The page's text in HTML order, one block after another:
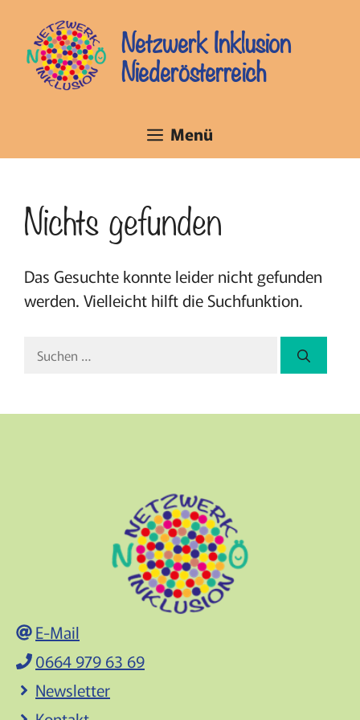
springen
Netzwerk Inklusion
Niederösterreich
Menü
Nichts gefunden
Das Gesuchte konnte leider nicht gefunden
werden. Vielleicht hilft die Suchfunktion.
nach:
E-Mail
0664 979 63 69
Newsletter